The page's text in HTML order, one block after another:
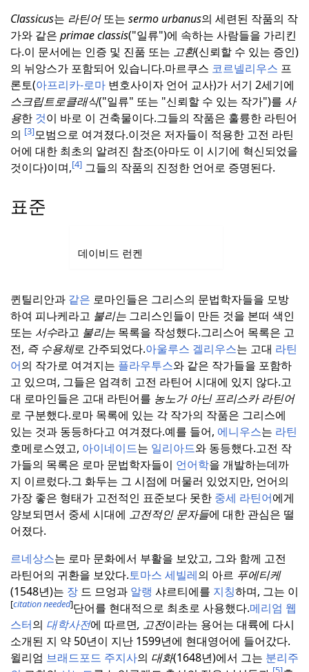
Classicus는 라틴어또는 sermo urbanus의 세련된 작품의 작
가와 같은 primae classis("일류")에 속하는 사람들을 가리킨
다.이 문서에는 인증 및 진품 또는 고환(신뢰할 수 있는 증인)
의 뉘앙스가 포함되어 있습니다.마르쿠스 코르넬리우스 프
론토(아프리카-로마 변호사이자 언어 교사)가 서기 2세기에
스크립트로클래식("일류" 또는 "신뢰할 수 있는 작가")를 사
용한 것이 바로 이 건축물이다.그들의 작품은 훌륭한 라틴어
의 [3]모범으로 여겨졌다.이것은 저자들이 적용한 고전 라틴
어에 대한 최초의 알려진 참조(아마도 이 시기에 혁신되었을
것이다)이며,[4] 그들의 작품의 진정한 언어로 증명된다.
표준
데이비드 런켄
퀸틸리안과 같은 로마인들은 그리스의 문법학자들을 모방
하여 피나케라고 불리는 그리스인들이 만든 것을 본떠 색인
또는 서수라고 불리는 목록을 작성했다.그리스어 목록은 고
전, 즉 수용체로 간주되었다.아울루스 겔리우스는 고대 라틴
어의 작가로 여겨지는 플라우투스와 같은 작가들을 포함하
고 있으며, 그들은 엄격히 고전 라틴어 시대에 있지 않다.고
대 로마인들은 고대 라틴어를 농노가 아닌 프리스카 라틴어
로 구분했다.로마 목록에 있는 각 작가의 작품은 그리스에
있는 것과 동등하다고 여겨졌다.예를 들어, 에니우스는 라틴
호메로스였고, 아이네이드는 일리아드와 동등했다.고전 작
가들의 목록은 로마 문법학자들이 언어학을 개발하는데까
지 이르렀다.그 화두는 그 시점에 머물러 있었지만, 언어의
가장 좋은 형태가 고전적인 표준보다 못한 중세 라틴어에게
양보되면서 중세 시대에 고전적인 문자들에 대한 관심은 떨
어졌다.
르네상스는 로마 문화에서 부활을 보았고, 그와 함께 고전
라틴어의 귀환을 보았다.토마스 세빌레의 아르 푸에티케
(1548년)는 장 드 므엉과 알랭 샤르티에를 지칭하며, 그는 이
[citation needed]단어를 현대적으로 최초로 사용했다.메리엄 웹
스터의 대학사전에 따르면, 고전이라는 용어는 대륙에 다시
소개된 지 약 50년이 지난 1599년에 현대영어에 들어갔다.
윌리엄 브래드포드 주지사의 대화(1648년)에서 그는 분리주